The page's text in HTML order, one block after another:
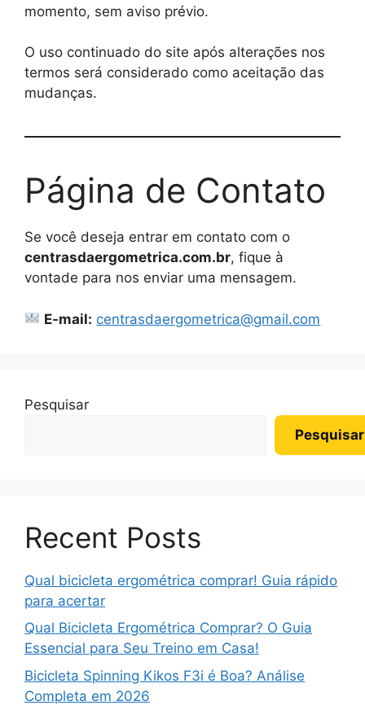
momento, sem aviso prévio.
O uso continuado do site após alterações nos
termos será considerado como aceitação das
mudanças.
Página de Contato
Se você deseja entrar em contato com o
centrasdaergometrica.com.br, fique à
vontade para nos enviar uma mensagem.
E-mail: centrasdaergometrica@gmail.com
Pesquisar
Pesquisar
Recent Posts
Qual bicicleta ergométrica comprar! Guia rápido
para acertar
Qual Bicicleta Ergométrica Comprar? O Guia
Essencial para Seu Treino em Casa!
Bicicleta Spinning Kikos F3i é Boa? Análise
Completa em 2026